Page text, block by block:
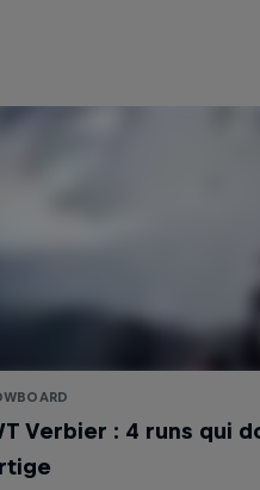
Verbier : 4 runs qui